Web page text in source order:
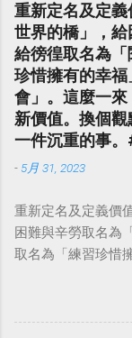
重新定名及定
世界的橋」，給
給徬徨取名為
珍惜擁有的幸
會」。這麼一
新價值。換個
一件沉重的事
- 5月 31, 2023
重新定名及定義價
困難與辛勞取名為
取名為「練習珍惜
點看事情，就不
華名言 - Chinese